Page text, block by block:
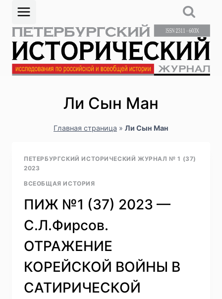
Перейти
содержимому
Ли Сын Ман
Главная страница » Ли Сын Ман
ПЕТЕРБУРГСКИЙ ИСТОРИЧЕСКИЙ ЖУРНАЛ № 1 (37)
2023
ВСЕОБЩАЯ ИСТОРИЯ
ПИЖ №1 (37) 2023 —
С.Л.Фирсов.
ОТРАЖЕНИЕ
КОРЕЙСКОЙ ВОЙНЫ В
САТИРИЧЕСКОЙ